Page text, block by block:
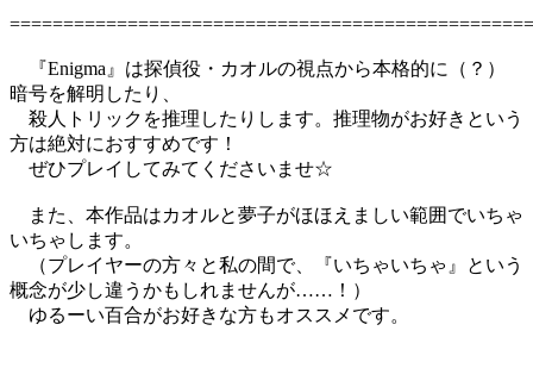
『Enigma』は探偵役・カオルの視点から本格的に（？）
暗号を解明したり、
殺人トリックを推理したりします。推理物がお好きという
方は絶対におすすめです！
ぜひプレイしてみてくださいませ☆
また、本作品はカオルと夢子がほほえましい範囲でいちゃ
いちゃします。
（プレイヤーの方々と私の間で、『いちゃいちゃ』という
概念が少し違うかもしれませんが……！）
ゆるーい百合がお好きな方もオススメです。